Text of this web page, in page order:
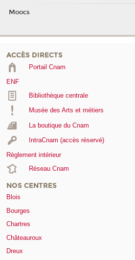
Moocs
ACCÈS DIRECTS
Portail Cnam
ENF
Bibliothèque centrale
Musée des Arts et métiers
La boutique du Cnam
IntraCnam (accès réservé)
Règlement intérieur
Réseau Cnam
NOS CENTRES
Blois
Bourges
Chartres
Châteauroux
Dreux